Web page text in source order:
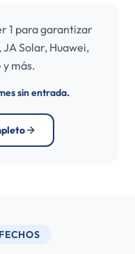
1 para garantizar
Solar, Huawei,
y más.
sin entrada.